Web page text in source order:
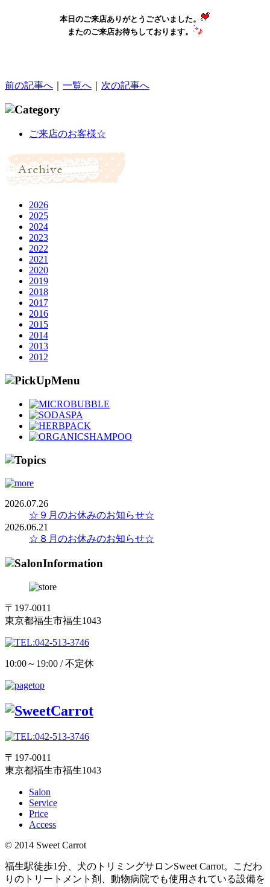
本日のご来店ありがとうございました。
またのご来店お待ちしております。
前の記事へ 一覧へ 次の記事へ
ご来店のお客様☆
2026
2025
2024
2023
2022
2021
2020
2019
2018
2017
2016
2015
2014
2013
2012
2026.07.26
☆９月のお休みのお知らせ☆
2026.06.21
☆８月のお休みのお知らせ☆
〒197-0011
東京都福生市福生1043
10:00～19:00 / 不定休
〒197-0011
東京都福生市福生1043
Salon
Service
Price
Access
© 2014 Sweet Carrot
福生駅徒歩1分、犬のトリミングサロンSweet Carrot。こだわ
りのトリートメント剤、動物病院でも使用されている設備を